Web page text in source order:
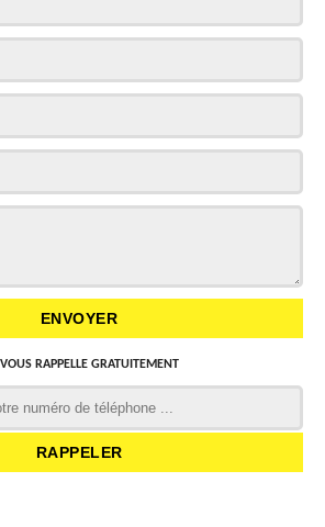
RAPPELLE GRATUITEMENT